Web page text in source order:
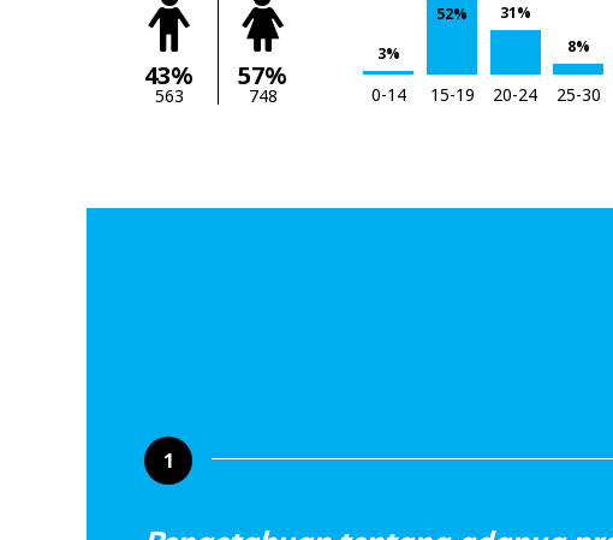
43%
563
57%
748
3%
52%
31%
8%
0-14 15-19 20-24 25-30
1